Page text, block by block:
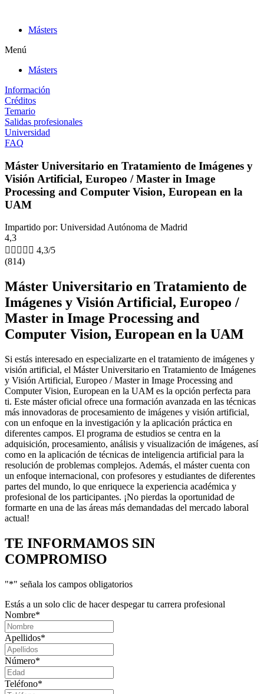
contenidoMásters
Menú
Másters
Información
Créditos
Temario
Salidas profesionales
Universidad
FAQ
Máster Universitario en Tratamiento de Imágenes y
Visión Artificial, Europeo / Master in Image
Processing and Computer Vision, European en la
UAM
Impartido por: Universidad Autónoma de Madrid
4,3
     4,3/5
(814)
Máster Universitario en Tratamiento de
Imágenes y Visión Artificial, Europeo /
Master in Image Processing and
Computer Vision, European en la UAM
Si estás interesado en especializarte en el tratamiento de imágenes y
visión artificial, el Máster Universitario en Tratamiento de Imágenes
y Visión Artificial, Europeo / Master in Image Processing and
Computer Vision, European en la UAM es la opción perfecta para
ti. Este máster oficial ofrece una formación avanzada en las técnicas
más innovadoras de procesamiento de imágenes y visión artificial,
con un enfoque en la investigación y la aplicación práctica en
diferentes campos. El programa de estudios se centra en la
adquisición, procesamiento, análisis y visualización de imágenes, así
como en la aplicación de técnicas de inteligencia artificial para la
resolución de problemas complejos. Además, el máster cuenta con
un enfoque internacional, con profesores y estudiantes de diferentes
partes del mundo, lo que enriquece la experiencia académica y
profesional de los participantes. ¡No pierdas la oportunidad de
formarte en una de las áreas más demandadas del mercado laboral
actual!
TE INFORMAMOS SIN
COMPROMISO
"*" señala los campos obligatorios
Estás a un solo clic de hacer despegar tu carrera profesional
Nombre*
Apellidos*
Número*
Teléfono*